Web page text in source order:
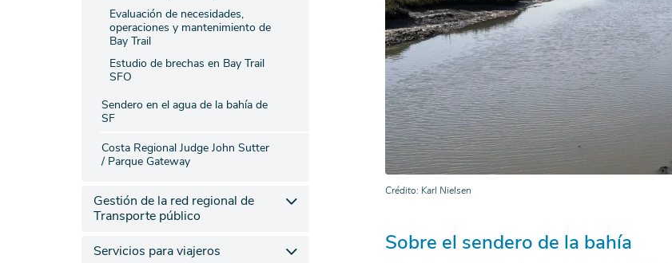
Crédito Karl Nielsen
Sobre el sendero de la bahía
Evaluación de necesidades,
operaciones y mantenimiento de
Bay Trail
Estudio de brechas en Bay Trail
SFO
Sendero en el agua de la bahía de
SF
Costa Regional Judge John Sutter
/ Parque Gateway
Gestión de la red regional de
Transporte público
Servicios para viajeros